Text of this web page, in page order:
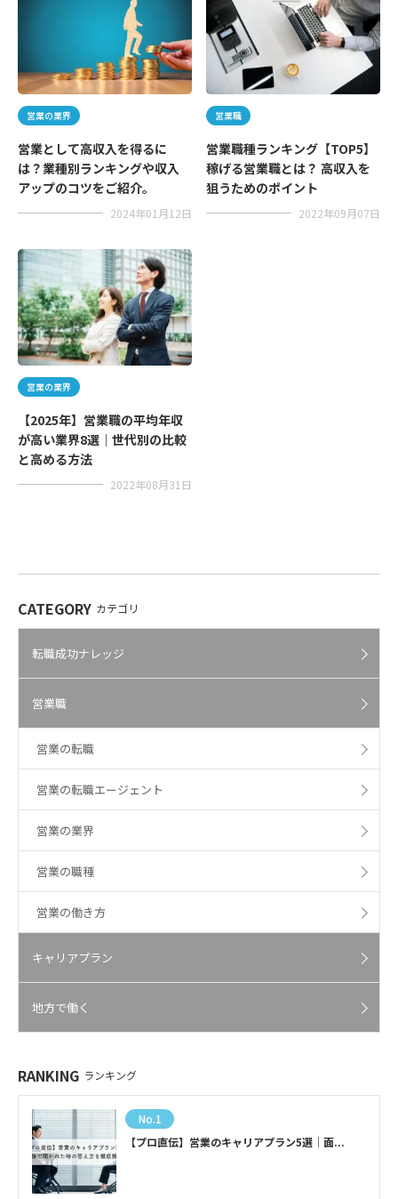
営業の業界
営業として高収入を得るに
は？業種別ランキングや収入
アップのコツをご紹介。
2024年01月12日
営業職
営業職種ランキング【TOP5】
稼げる営業職とは？ 高収入を
狙うためのポイント
2022年09月07日
営業の業界
【2025年】営業職の平均年収
が高い業界8選｜世代別の比較
と高める方法
2022年08月31日
CATEGORY カテゴリ
転職成功ナレッジ
営業職
営業の転職
営業の転職エージェント
営業の業界
営業の職種
営業の働き方
キャリアプラン
地方で働く
RANKING ランキング
No.1
【プロ直伝】営業のキャリアプラン5選｜面...